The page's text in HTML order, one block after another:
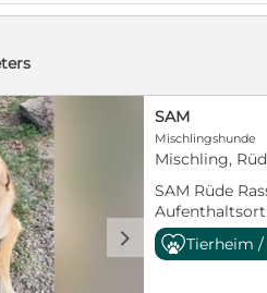
d
SAM
Mischlingshunde
Mischling,
SAM Rüde
Welpen unter
sich dort, um
Tierheim